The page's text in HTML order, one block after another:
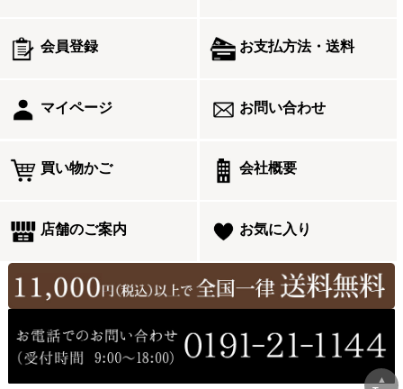
▲
会員登録 お支払方法・送料
マイページ お問い合わせ
買い物かご 会社概要
店舗のご案内 お気に入り